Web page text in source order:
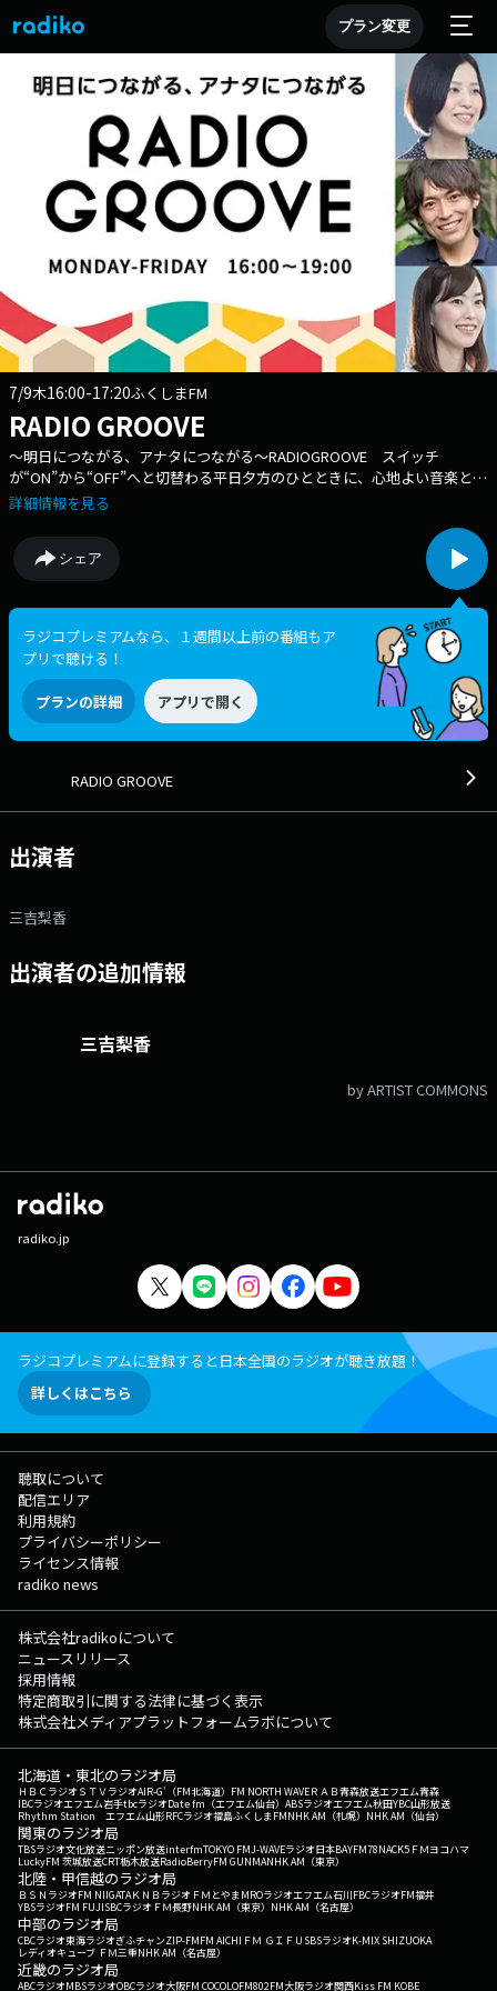
プラン変更
7/9木16:00-17:20ふくしまFM
RADIO GROOVE
～明日につながる、アナタにつながる～RADIOGROOVE スイッチ
が“ON”から“OFF”へと切替わる平日夕方のひとときに、心地よい音楽とパ
ーソナリティのトークをお届けします。 夕方を快適に過ごせるような音
た、ミュージシャンからのメッセージや特別な企画も展開中！あなたから
の“メッセージ＆リクエスト”お待ちしています！ ▽16:10〜 【 【第
2・4週】スマートリンクタウンいわき中央台 presents SMART LINK LIFE
】 いわき市の「いわきニュータウン」中央台・高久地区で整備が進んで
いる「スマートリンクタウンいわき中央台」の完成に迫りながら、「”半
歩先の未来”のライフスタイル」をテーマに、新しいライフスタイル・暮
らしのヒントを探っていくプログラムです。 ▽16:25〜 【 ウェザーレ
ポート 】 最新のお天気情報をお届けします ▽17:00〜 【 ふくしま
FMニュース 】 --- 番組Webサイト：
https://www.fmf.co.jp/radio/radio_groove/ メールアドレス：
FAX：024-991-9800 Xハッシュタグは「#レディグル」 Xアカウント
は「@fmfRADIOGROOVE」
詳細情報を見る
シェア
ラジコプレミアムなら、１週間以上前の番組もア
プリで聴ける！
プランの詳細 アプリで開く
RADIO GROOVE
出演者
三吉梨香
出演者の追加情報
三吉梨香
by ARTIST COMMONS
radiko.jp
ラジコプレミアムに登録すると日本全国のラジオが聴き放題！
詳しくはこちら
聴取について
配信エリア
利用規約
プライバシーポリシー
ライセンス情報
radiko news
株式会社radikoについて
ニュースリリース
採用情報
特定商取引に関する法律に基づく表示
株式会社メディアプラットフォームラボについて
北海道・東北のラジオ局
ＨＢＣラジオＳＴＶラジオAIR-G'（FM北海道） FM NORTH WAVEＲＡＢ青森放送エフエム青森
IBCラジオエフエム岩手tbcラジオDate fm（エフエム仙台） ABSラジオエフエム秋田YBC山形放送
Rhythm Station エフエム山形RFCラジオ福島ふくしまFMNHK AM（札幌） NHK AM（仙台）
関東のラジオ局
TBSラジオ文化放送ニッポン放送interfmTOKYO FMJ-WAVEラジオ日本BAYFM78NACK5 ＦＭヨコハマ
LuckyFM 茨城放送CRT栃木放送RadioBerryFM GUNMANHK AM（東京）
北陸・甲信越のラジオ局
ＢＳＮラジオFM NIIGATAＫＮＢラジオ ＦＭとやまMROラジオエフエム石川FBCラジオFM福井
YBSラジオFM FUJISBCラジオ ＦＭ長野NHK AM（東京） NHK AM（名古屋）
中部のラジオ局
CBCラジオ東海ラジオぎふチャンZIP-FMFM AICHI ＦＭ ＧＩＦＵ SBSラジオK-MIX SHIZUOKA
レディオキューブ ＦＭ三重NHK AM（名古屋）
近畿のラジオ局
ABCラジオMBSラジオOBCラジオ大阪FM COCOLOFM802FM大阪ラジオ関西Kiss FM KOBE